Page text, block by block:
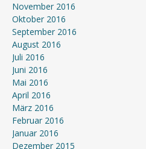
November 2016
Oktober 2016
September 2016
August 2016
Juli 2016
Juni 2016
Mai 2016
April 2016
März 2016
Februar 2016
Januar 2016
Dezember 2015